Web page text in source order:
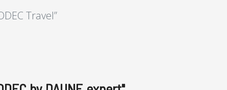
Travel”